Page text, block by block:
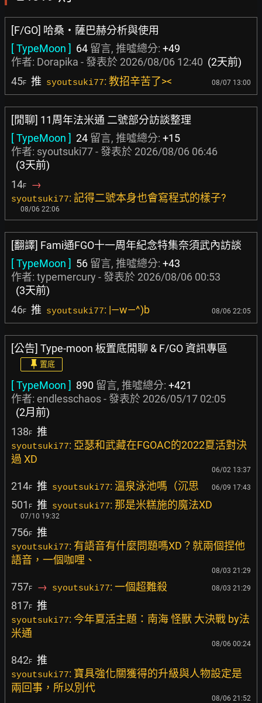
[F/GO] 哈桑・薩巴赫分析與使用
[ TypeMoon ] 64 留言, 推噓總分: +49
作者: Dorapika - 發表於 2026/08/06 12:40 (2天前)
45F 推 syoutsuki77: 教招辛苦了>< 08/07 13:00
[閒聊] 11周年法米通 二號部分訪談整理
[ TypeMoon ] 24 留言, 推噓總分: +15
作者: syoutsuki77 - 發表於 2026/08/06 06:46
(3天前)
14F →
syoutsuki77: 記得二號本身也會寫程式的樣子?
08/06 22:06
[翻譯] Fami通FGO十一周年紀念特集奈須武內訪談
[ TypeMoon ] 56 留言, 推噓總分: +43
作者: typemercury - 發表於 2026/08/06 00:53
(3天前)
46F 推 syoutsuki77: |—w—^)b 08/06 22:05
[公告] Type-moon 板置底閒聊 & F/GO 資訊專區
置底
[ TypeMoon ] 890 留言, 推噓總分: +421
作者: endlesschaos- 發表於 2026/05/17 02:05
(2月前)
138F 推
syoutsuki77: 亞瑟和武藏在FGOAC的2022夏活對決
過 XD
06/02 13:37
214F 推 syoutsuki77: 溫泉泳池嗎（沉思 06/09 17:43
501 F 推 syoutsuki77: 那是米糕施的魔法XD
07/10 19:32
756F 推
syoutsuki77: 有語音有什麼問題嗎XD？就兩個捏他
語音，一個咖哩、
08/03 21:29
757F → syoutsuki77: 一個超難殺 08/03 21:29
817F 推
syoutsuki77: 今年夏活主題：南海 怪獸 大決戰 by法
米通
08/06 00:24
842F 推
syoutsuki77: 寶具強化關獲得的升級與人物設定是
兩回事，所以別代
08/06 21:52